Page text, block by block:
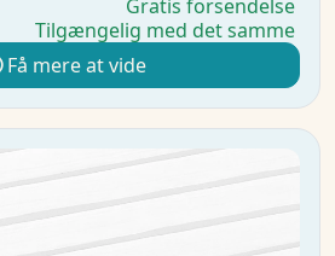
Gratis forsendelse
Tilgængelig med det samme
Få mere at vide